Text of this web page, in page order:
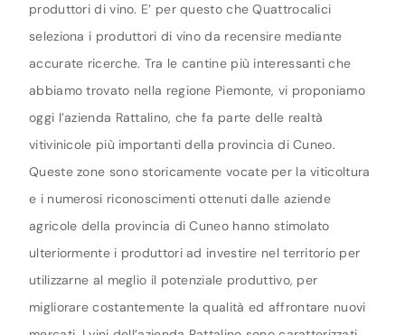
produttori di vino. E’ per questo che Quattrocalici
seleziona i produttori di vino da recensire mediante
accurate ricerche. Tra le cantine più interessanti che
abbiamo trovato nella regione Piemonte, vi proponiamo
oggi l’azienda Rattalino, che fa parte delle realtà
vitivinicole più importanti della provincia di Cuneo.
Queste zone sono storicamente vocate per la viticoltura
e i numerosi riconoscimenti ottenuti dalle aziende
agricole della provincia di Cuneo hanno stimolato
ulteriormente i produttori ad investire nel territorio per
utilizzarne al meglio il potenziale produttivo, per
migliorare costantemente la qualità ed affrontare nuovi